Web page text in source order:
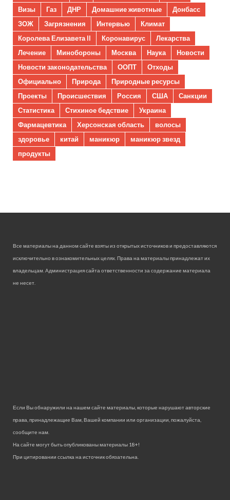
Визы
Газ ДНР Домашние животные
Донбасс
ЗОЖ
Загрязнения Интервью
Климат
Королева Елизавета II
Коронавирус
Лекарства
Лечение
Минобороны Москва Наука
Новости
Новости законодательства
ООПТ
Отходы
Официально
Природа
Природные ресурсы
Проекты
Происшествия Россия США
Санкции
Статистика
Стихиное бедствие
Украина
Фармацевтика
Херсонская область
волосы
здоровье
китай маникюр
маникюр звезд
продукты
Все материалы на данном сайте взяты из открытых источников и предоставляются
исключительно в ознакомительных целях. Права на материалы принадлежат их
владельцам. Администрация сайта ответственности за содержание материала
не несет.
Если Вы обнаружили на нашем сайте материалы, которые нарушают авторские
права, принадлежащие Вам, Вашей компании или организации, пожалуйста,
сообщите нам.
На сайте могут быть опубликованы материалы 18+!
При цитировании ссылка на источник обязательна.